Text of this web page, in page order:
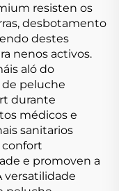
resisten os
desbotamento
destes
nenos activos.
aló do
peluche
durante
médicos e
sanitarios
confort
e promoven a
versatilidade